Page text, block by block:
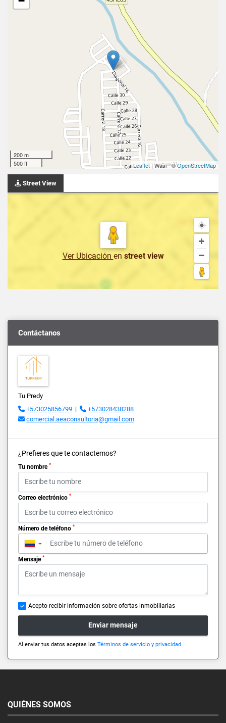
200 m
500 ft
Leaflet | Wasi - ©OpenStreetMap
Street View
Ver Ubicación en street view
Contáctanos
Tu Predy
+573025856799 |
+573028438288
comercial.aeaconsultoria@gmail.com
¿Prefieres que te contactemos?
Tu nombre *
Correo electrónico *
Número de teléfono *
▼
Mensaje *
Acepto recibir información sobre ofertas inmobiliarias
Enviar mensaje
Al enviar tus datos aceptas los Términos de servicio y privacidad
QUIÉNES SOMOS